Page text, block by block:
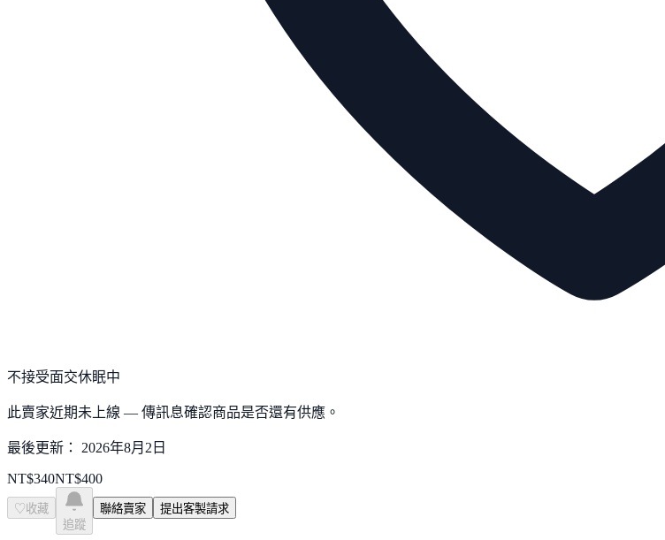
不接受面交休眠中
此賣家近期未上線 — 傳訊息確認商品是否還有供應。
最後更新： 2026年8月2日
NT$340NT$400
♡ 收藏
追蹤
聯絡賣家 提出客製請求